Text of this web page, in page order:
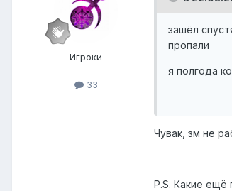
Игроки
33
зашёл
пропали
я полгода
Чувак, зм не
P.S. Какие ещё